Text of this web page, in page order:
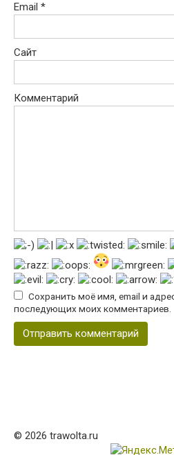
Email *
Сайт
Комментарий
Сохранить моё имя, email и
последующих моих комментариев.
© 2026 trawolta.ru